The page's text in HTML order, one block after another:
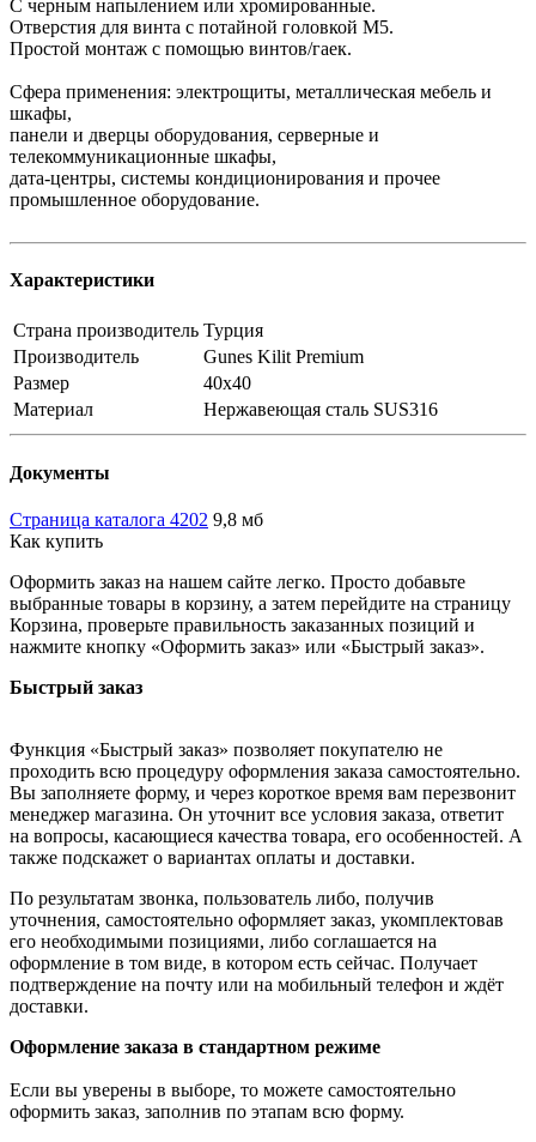
С черным напылением или хромированные.
Отверстия для винта с потайной головкой М5.
Простой монтаж с помощью винтов/гаек.
Сфера применения: электрощиты, металлическая мебель и
шкафы,
панели и дверцы оборудования, серверные и
телекоммуникационные шкафы,
дата-центры, системы кондиционирования и прочее
промышленное оборудование.
Характеристики
Страна производитель Турция
Производитель
Gunes Kilit Premium
Размер
40х40
Материал
Нержавеющая сталь SUS316
Документы
Страница каталога 4202 9,8 мб
Как купить
Оформить заказ на нашем сайте легко. Просто добавьте
выбранные товары в корзину, а затем перейдите на страницу
Корзина, проверьте правильность заказанных позиций и
нажмите кнопку «Оформить заказ» или «Быстрый заказ».
Быстрый заказ
Функция «Быстрый заказ» позволяет покупателю не
проходить всю процедуру оформления заказа самостоятельно.
Вы заполняете форму, и через короткое время вам перезвонит
менеджер магазина. Он уточнит все условия заказа, ответит
на вопросы, касающиеся качества товара, его особенностей. А
также подскажет о вариантах оплаты и доставки.
По результатам звонка, пользователь либо, получив
уточнения, самостоятельно оформляет заказ, укомплектовав
его необходимыми позициями, либо соглашается на
оформление в том виде, в котором есть сейчас. Получает
подтверждение на почту или на мобильный телефон и ждёт
доставки.
Оформление заказа в стандартном режиме
Если вы уверены в выборе, то можете самостоятельно
оформить заказ, заполнив по этапам всю форму.